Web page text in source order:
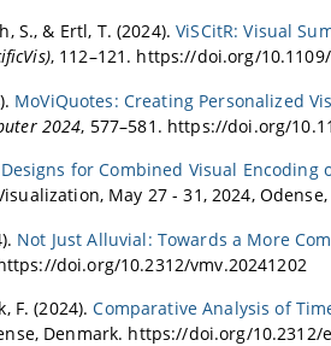
S., & Ertl, T. (2024).ViSCitR: Visual
, 112–121. https://doi.org/
MoViQuotes: Creating Personalized
2024, 577–581. https://doi.org/
for Combined Visual Encoding
May 27 - 31, 2024,
Not Just Alluvial: Towards a More
doi.org/10.2312/vmv.20241202
F. (2024).Comparative Analysis of
Denmark. https://doi.org/10.2312/